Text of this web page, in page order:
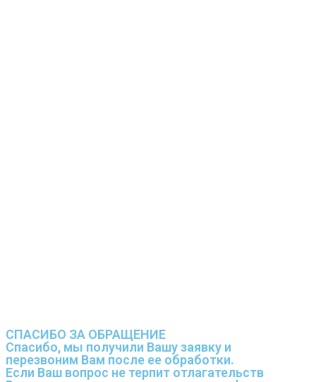
СПАСИБО ЗА ОБРАЩЕНИЕ
Спасибо, мы получили Вашу заявку и
перезвоним Вам после ее обработки.
Если Ваш вопрос не терпит отлагательств